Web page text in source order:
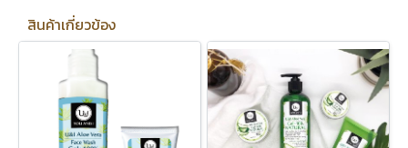
สินค้าเกี่ยวข้อง